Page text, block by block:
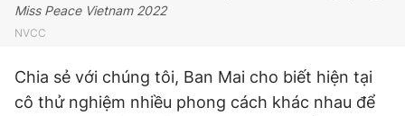
Miss Peace Vietnam 2022
NVCC
Chia sẻ với chúng tôi, Ban Mai cho biết hiện tại
cô thử nghiệm nhiều phong cách khác nhau để